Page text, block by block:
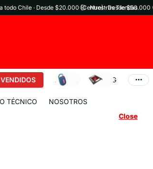
Chile · Desde $20.000 (Centro) · Desde $50.000
Nuestras Tiendas
AUDIO GAMING
TÉCNICO
NOSOTROS
Close